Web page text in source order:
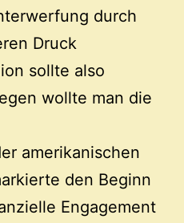
durch
Druck
sollte also
wollte man die
amerikanischen
den Beginn
Engagement